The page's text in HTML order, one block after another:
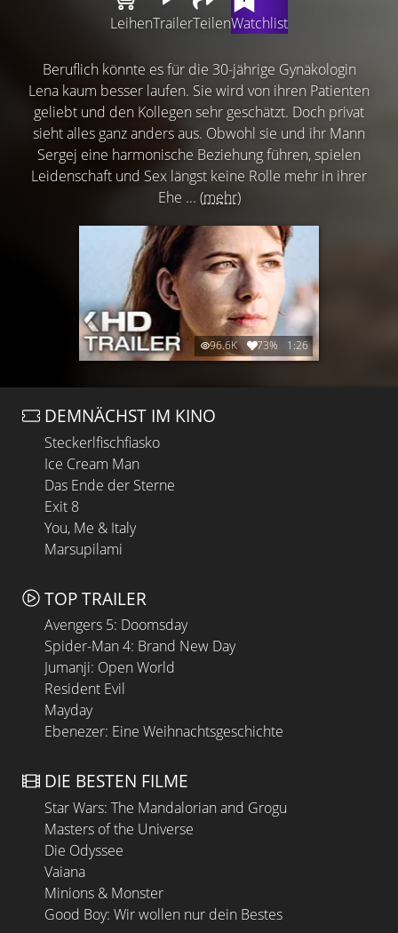
LeihenTrailerTeilenWatchlist
Beruflich könnte es für die 30-jährige Gynäkologin
Lena kaum besser laufen. Sie wird von ihren Patienten
geliebt und den Kollegen sehr geschätzt. Doch privat
sieht alles ganz anders aus. Obwohl sie und ihr Mann
Sergej eine harmonische Beziehung führen, spielen
Leidenschaft und Sex längst keine Rolle mehr in ihrer
Ehe ... (mehr)
96.6K 73% 1:26
DEMNÄCHST IM KINO
Steckerlfischfiasko
Ice Cream Man
Das Ende der Sterne
Exit 8
You, Me & Italy
Marsupilami
TOP TRAILER
Avengers 5: Doomsday
Spider-Man 4: Brand New Day
Jumanji: Open World
Resident Evil
Mayday
Ebenezer: Eine Weihnachtsgeschichte
DIE BESTEN FILME
Star Wars: The Mandalorian and Grogu
Masters of the Universe
Die Odyssee
Vaiana
Minions & Monster
Good Boy: Wir wollen nur dein Bestes